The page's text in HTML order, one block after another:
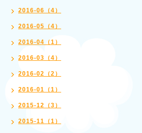
2016-06（4）
2016-05（4）
2016-04（1）
2016-03（4）
2016-02（2）
2016-01（1）
2015-12（3）
2015-11（1）